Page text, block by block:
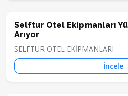
Selftur Otel Ekipmanları
Arıyor
SELFTUR OTEL EKİPMANLARI
İncele